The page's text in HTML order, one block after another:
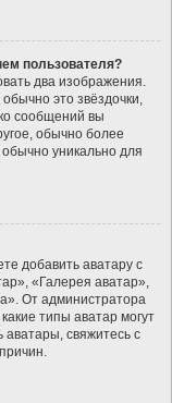
пользователя?
два изображения.
это звёздочки,
сообщений вы
обычно более
уникально для
добавить аватару с
«Галерея аватар»,
От администратора
типы аватар могут
свяжитесь с